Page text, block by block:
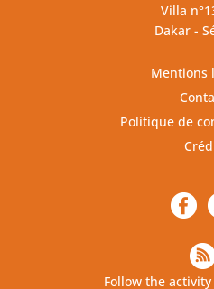
Villa
Dakar -
Mentions
Politique de
Follow the